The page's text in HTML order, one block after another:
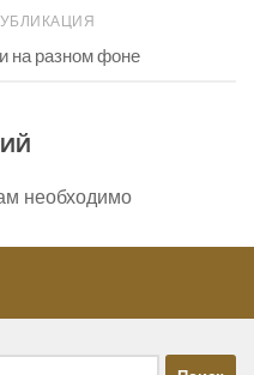
на разном фоне
необходимо